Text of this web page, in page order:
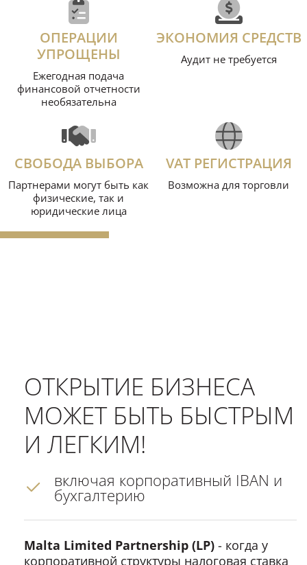
ОПЕРАЦИИ
УПРОЩЕНЫ
Ежегодная подача
финансовой отчетности
необязательна
ЭКОНОМИЯ СРЕДСТВ
Aудит не требуется
СВОБОДА ВЫБОРА
Партнерами могут быть как
физические, так и
юридические лица
VAT РЕГИСТРАЦИЯ
Возможна для торговли
ОТКРЫТИЕ БИЗНЕСА
МОЖЕТ БЫТЬ БЫСТРЫМ
И ЛЕГКИМ!
включая корпоративный IBAN и
бухгалтерию
Malta Limited Partnership (LP) - когда у
корпоративной структуры налоговая ставка